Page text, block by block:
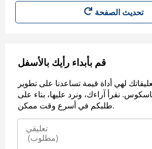
تحديث الصفحة
قم بأبداء رأيك بالأسفل
لهي أداة قيمة تساعدنا على تطوير
نقرأ آراءك، ونرد عليها، بناء على
طلبكم في أسرع وقت ممكن.